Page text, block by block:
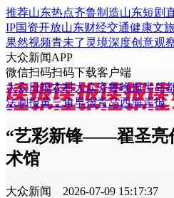
推荐山东热点齐鲁制造山东短剧
IP国资开放山东财经交通健康文旅
果然视频青未了 灵境深度创意观
大众新闻APP
微信扫码扫码下载客户端
大众日报农村大众齐鲁晚报半岛
法制报黄三角早报青岛西海岸报
“艺彩新锋——翟圣亮
术馆
大众新闻 2026-07-09 15:17:37